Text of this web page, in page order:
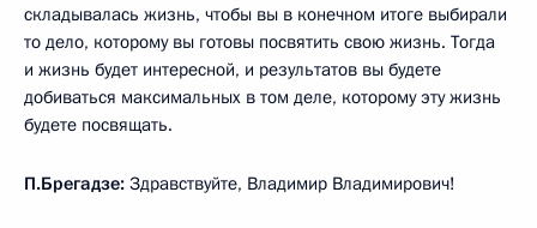
складывалась жизнь, чтобы вы в конечном итоге выбирали
то дело, которому вы готовы посвятить свою жизнь. Тогда
и жизнь будет интересной, и результатов вы будете
добиваться максимальных в том деле, которому эту жизнь
будете посвящать.
П.Брегадзе: Здравствуйте, Владимир Владимирович!